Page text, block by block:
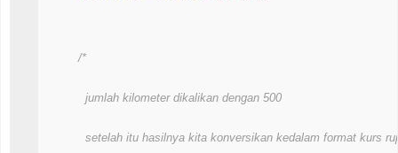
/*
jumlah kilometer dikalikan dengan 500
setelah itu hasilnya kita konversikan kedalam format kurs